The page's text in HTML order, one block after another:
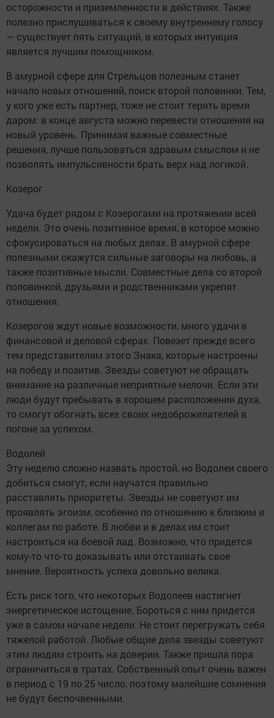
осторожности и приземленности в действиях. Также
полезно прислушиваться к своему внутреннему голосу
— существует пять ситуаций, в которых интуиция
является лучшим помощником.
В амурной сфере для Стрельцов полезным станет
начало новых отношений, поиск второй половинки. Тем,
у кого уже есть партнер, тоже не стоит терять время
даром: в конце августа можно перевести отношения на
новый уровень. Принимая важные совместные
решения, лучше пользоваться здравым смыслом и не
позволять импульсивности брать верх над логикой.
Козерог
Удача будет рядом с Козерогами на протяжении всей
недели. Это очень позитивное время, в которое можно
сфокусироваться на любых делах. В амурной сфере
полезными окажутся сильные заговоры на любовь, а
также позитивные мысли. Совместные дела со второй
половинкой, друзьями и родственниками укрепят
отношения.
Козерогов ждут новые возможности, много удачи в
финансовой и деловой сферах. Повезет прежде всего
тем представителям этого Знака, которые настроены
на победу и позитив. Звезды советуют не обращать
внимание на различные неприятные мелочи. Если эти
люди будут пребывать в хорошем расположении духа,
то смогут обогнать всех своих недоброжелателей в
погоне за успехом.
Водолей
Эту неделю сложно назвать простой, но Водолеи своего
добиться смогут, если научатся правильно
расставлять приоритеты. Звезды не советуют им
проявлять эгоизм, особенно по отношению к близким и
коллегам по работе. В любви и в делах им стоит
настроиться на боевой лад. Возможно, что придется
кому-то что-то доказывать или отстаивать свое
мнение. Вероятность успеха довольно велика.
Есть риск того, что некоторых Водолеев настигнет
энергетическое истощение. Бороться с ним придется
уже в самом начале недели. Не стоит перегружать себя
тяжелой работой. Любые общие дела звезды советуют
этим людям строить на доверии. Также пришла пора
ограничиться в тратах. Собственный опыт очень важен
в период с 19 по 25 число, поэтому малейшие сомнения
не будут беспочвенными.